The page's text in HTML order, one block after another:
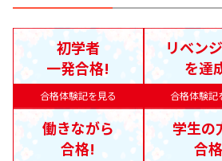
合格体験記を見る
初学者
一発合格!
合格体験記
リベン
を達
働きながら
合格!
学生の
合格